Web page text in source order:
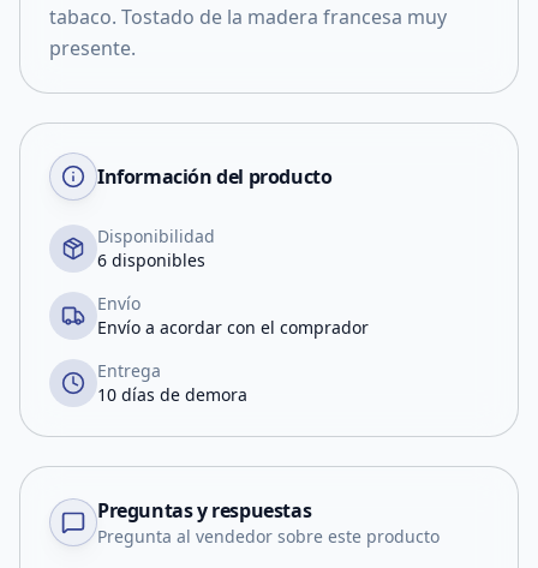
tabaco. Tostado de la madera francesa muy
presente.
Información del producto
Disponibilidad
6 disponibles
Envío
Envío a acordar con el comprador
Entrega
10 días de demora
Preguntas y respuestas
Pregunta al vendedor sobre este producto